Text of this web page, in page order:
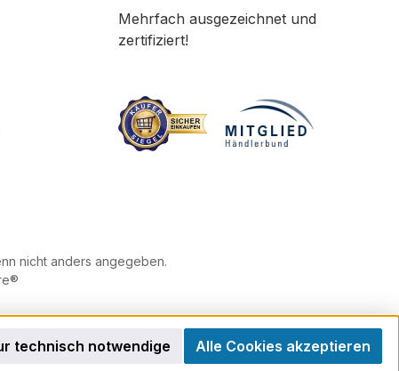
Mehrfach ausgezeichnet und
zertifiziert!
nicht anders angegeben.
technisch notwendige Alle Cookies akzeptieren